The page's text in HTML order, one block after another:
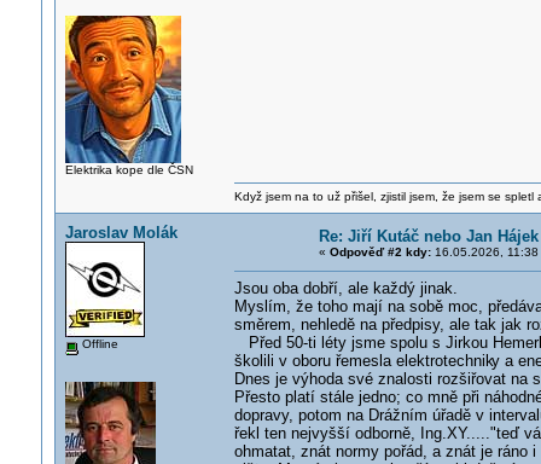
Elektrika kope dle ČSN
Když jsem na to už přišel, zjistil jsem, že jsem se
Jaroslav Molák
Offline
Re: Jiří Kutáč nebo Jan Hájek
« Odpověď #2 kdy:16.05.2026, 11:38
Jsou oba dobří, ale každý jinak.
Myslím, že toho mají na sobě moc,
směrem, nehledě na předpisy, ale tak jak
Před 50-ti léty jsme spolu s Jirkou
školili v oboru řemesla elektrotechniky a
Dnes je výhoda své znalosti rozšiřovat na
Přesto platí stále jedno; co mně při
dopravy, potom na Drážním úřadě v
řekl ten nejvyšší odborně, Ing.XY....."teď
ohmatat, znát normy pořád, a znát je ráno